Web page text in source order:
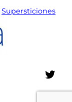
Supersticiones